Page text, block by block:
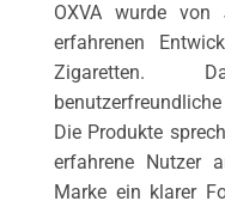
OXVA wurde von
erfahrenen
Zigaretten.
Die Produkte
erfahrene Nutzer
Marke ein klarer